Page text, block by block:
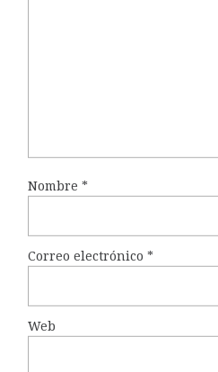
Nombre *
Correo electrónico *
Web